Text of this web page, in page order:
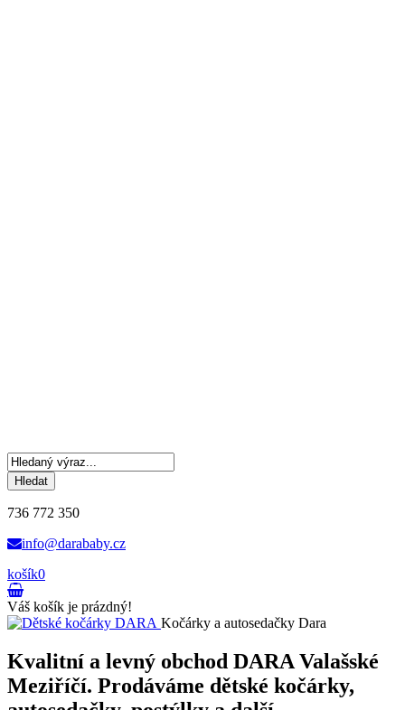
Hledat
736 772 350
info@darababy.cz
košík0
Váš košík je prázdný!
Kočárky a autosedačky Dara
Kvalitní a levný obchod DARA Valašské
Meziříčí. Prodáváme dětské kočárky,